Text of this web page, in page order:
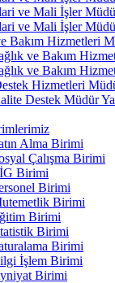
ve Mali İşler Müdür
ve Mali İşler Müdür
Bakım Hizmetleri
ve Bakım
ve Bakım
Hizmetleri
Destek Müdür
Alma Birimi
Çalışma Birimi
Birimi
Birimi
Birimi
Birimi
Birimi
Birimi
İşlem Birimi
Birimi